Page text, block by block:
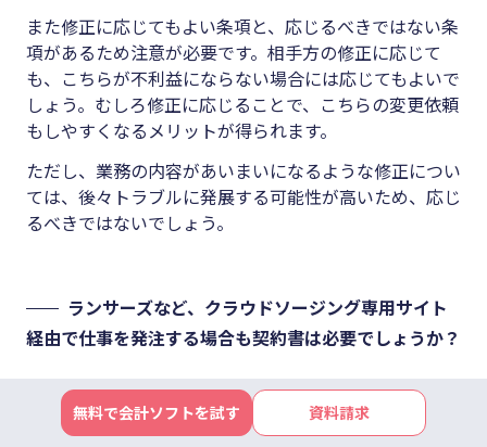
また修正に応じてもよい条項と、応じるべきではない条
項があるため注意が必要です。相手方の修正に応じて
も、こちらが不利益にならない場合には応じてもよいで
しょう。むしろ修正に応じることで、こちらの変更依頼
もしやすくなるメリットが得られます。
ただし、業務の内容があいまいになるような修正につい
ては、後々トラブルに発展する可能性が高いため、応じ
るべきではないでしょう。
ランサーズなど、クラウドソージング専用サイト
経由で仕事を発注する場合も契約書は必要でしょうか？
企業側が準備する提案書の中に、具体的な契約条項が書
かれており、その内容に納得して仕事を受ける場合は、
無料で会計ソフトを試す 資料請求